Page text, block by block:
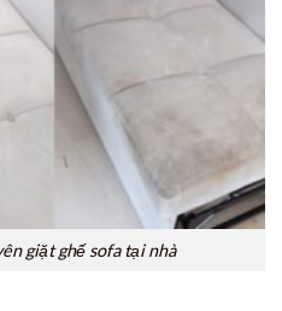
giặt ghế sofa tại nhà